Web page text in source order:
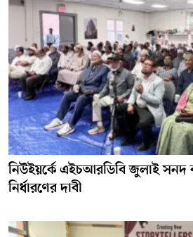
নিউইয়র্কে এইচআরডিবি জুলাই সনদ
নির্ধারণের দাবী